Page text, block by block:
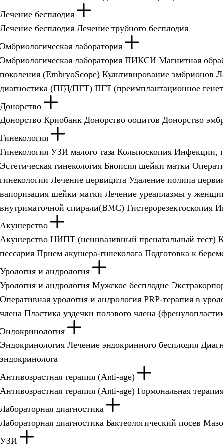
Лечение бесплодия
Лечение бесплодия Лечение трубного бесплодия
Эмбриологическая лаборатория
Эмбриологическая лаборатория ПИКСИ Магнитная
поколения (EmbryoScope) Культивирование эмбрионов
диагностика (ПГД/ПГТ) ПГТ (преимплантационное
Донорство
Донорство Криобанк Донорство ооцитов Донорство
Гинекология
Гинекология УЗИ малого таза Кольпоскопия Инфекции,
Эстетическая гинекология Биопсия шейки матки
гинекологии Лечение цервицита Удаление полипа
вапоризация шейки матки Лечение уреаплазмы у
внутриматочной спирали(ВМС) Гистерорезектоскопия
Акушерство
Акушерство НИПТ (неинвазивный пренатальный тест)
пессария Прием акушера-гинеколога Подготовка к
Урология и андрология
Урология и андрология Мужское бесплодие
Оперативная урология и андрология PRP-терапия в
члена Пластика уздечки полового члена
Эндокринология
Эндокринология Лечение эндокринного бесплодия
эндокринолога
Антивозрастная терапия (Anti-age)
Антивозрастная терапия (Anti-age) Гормональная
Лабораторная диагностика
Лабораторная диагностика Бактеологический посев
УЗИ